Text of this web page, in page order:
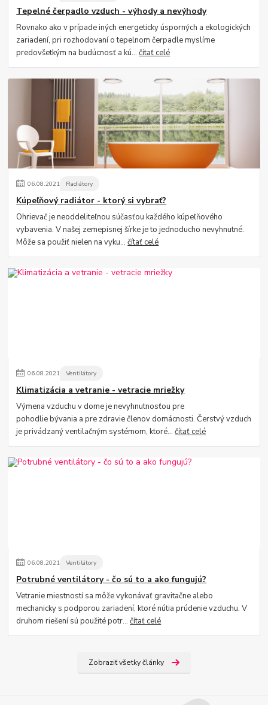
Tepelné čerpadlo vzduch - výhody a nevýhody
Rovnako ako v prípade iných energeticky úsporných a ekologických
zariadení, pri rozhodovaní o tepelnom čerpadle myslíme
predovšetkým na budúcnosť a kú...čítať celé
06.08.2021 Radiátory
Kúpeľňový radiátor - ktorý si vybrať?
Ohrievač je neoddeliteľnou súčasťou každého kúpeľňového
vybavenia. V našej zemepisnej šírke je to jednoducho nevyhnutné.
Môže sa použiť nielen na vyku...čítať celé
06.08.2021 Ventilátory
Klimatizácia a vetranie - vetracie mriežky
Výmena vzduchu v dome je nevyhnutnosťou pre
pohodlie bývania a pre zdravie členov domácnosti. Čerstvý vzduch
je privádzaný ventilačným systémom, ktoré...čítať celé
06.08.2021 Ventilátory
Potrubné ventilátory - čo sú to a ako fungujú?
Vetranie miestností sa môže vykonávať gravitačne alebo
mechanicky s podporou zariadení, ktoré nútia prúdenie vzduchu. V
druhom riešení sú použité potr...čítať celé
Zobraziť všetky články